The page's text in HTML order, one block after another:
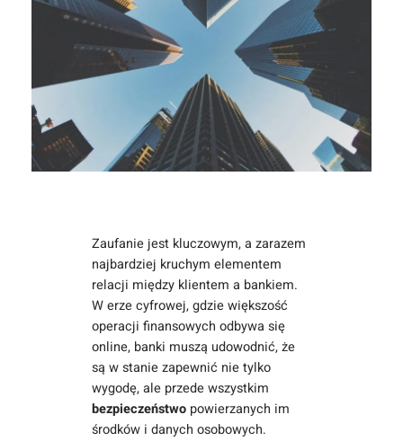
Zaufanie jest kluczowym, a zarazem
najbardziej kruchym elementem
relacji między klientem a bankiem.
W erze cyfrowej, gdzie większość
operacji finansowych odbywa się
online, banki muszą udowodnić, że
są w stanie zapewnić nie tylko
wygodę, ale przede wszystkim
bezpieczeństwo powierzanych im
środków i danych osobowych.